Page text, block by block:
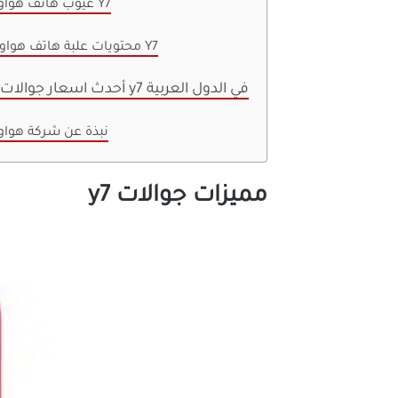
عيوب هاتف هواوي Y7
محتويات علبة هاتف هواوي Y7
أحدث اسعار جوالات هواوي y7 في الدول العربية
نبذة عن شركة
مميزات جوالات y7